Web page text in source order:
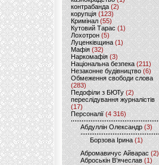
контрабанда (2)
корупція (123)
Кримінал (55)
Кутовий Тарас (1)
Лохотрон(5)
Луценківщина (1)
Мафія (32)
Наркомафія (3)
Національна безпека (211)
Незаконне будівництво(6)
Обмеження свободи слова
(283)
Педофіли з БЮТу (2)
переслідування журналістів
(17)
Персоналії (4 316)
Абдуллін Олександр (3)
Борзова Ірина(1)
Абромавичус Айварас (2)
Аброськін В’ячеслав(1)